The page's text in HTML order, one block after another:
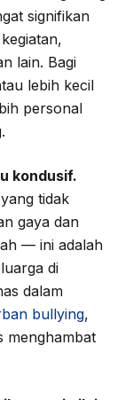
signifikan
lain. Bagi
lebih kecil
personal
kondusif.
tidak
gaya dan
— ini adalah
di
dalam
bullying,
menghambat